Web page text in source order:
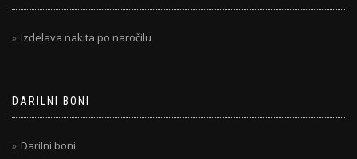
Izdelava nakita po naročilu
DARILNI BONI
Darilni boni